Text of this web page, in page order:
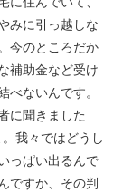
みに引っ越しな
今のところだか
補助金など受け
べないんです。
に聞きました
我々ではどうし
っぱい出るんで
ですか、その判